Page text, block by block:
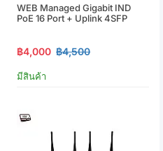
WEB Managed Gigabit IND
PoE 16 Port + Uplink 4SFP
฿4,000 ฿4,500
มีสินค้า